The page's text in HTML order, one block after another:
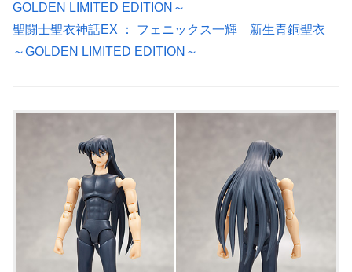
GOLDEN LIMITED EDITION～
聖闘士聖衣神話EX ： フェニックス一輝 新生青銅聖衣
～GOLDEN LIMITED EDITION～